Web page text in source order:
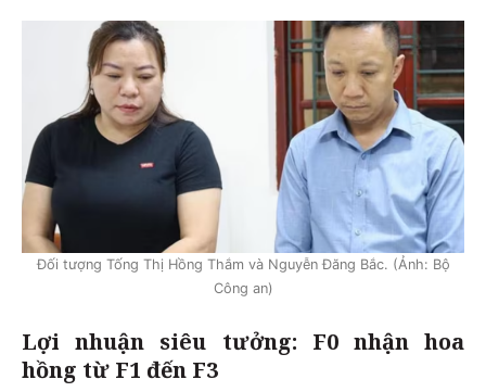
Đối tượng Tống Thị Hồng Thắm và Nguyễn Đăng Bắc. (Ảnh: Bộ
Công an)
Lợi nhuận siêu tưởng: F0 nhận hoa
hồng từ F1 đến F3